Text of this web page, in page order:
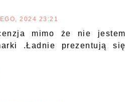
2024 23:21
mimo że nie jestem
.Ładnie prezentują się